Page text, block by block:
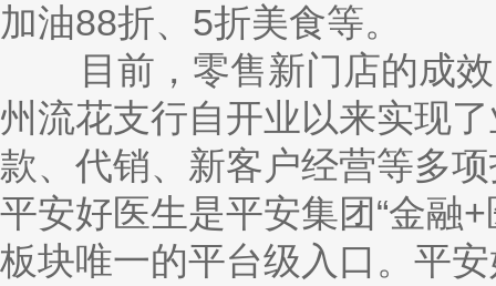
加油88折、5折美食等。
目前，零售新门店的成效
州流花支行自开业以来实现
款、代销、新客户经营等多
平安好医生是平安集团“金融+
板块唯一的平台级入口。平